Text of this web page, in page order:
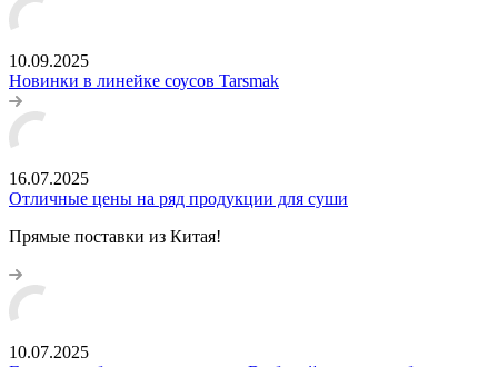
10.09.2025
Новинки в линейке соусов Tarsmak
16.07.2025
Отличные цены на ряд продукции для суши
Прямые поставки из Китая!
10.07.2025